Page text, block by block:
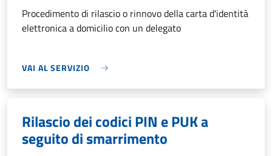
Procedimento di rilascio o rinnovo della carta d'identità
elettronica a domicilio con un delegato
VAI AL SERVIZIO
Rilascio dei codici PIN e PUK a
seguito di smarrimento